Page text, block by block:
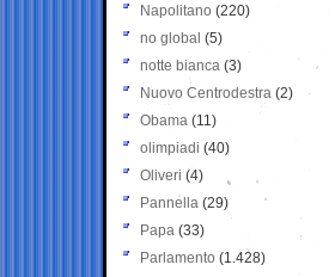
Napolitano (220)
no global (5)
notte bianca (3)
Nuovo Centrodestra (2)
Obama (11)
olimpiadi (40)
Oliveri (4)
Pannella (29)
Papa (33)
Parlamento (1.428)